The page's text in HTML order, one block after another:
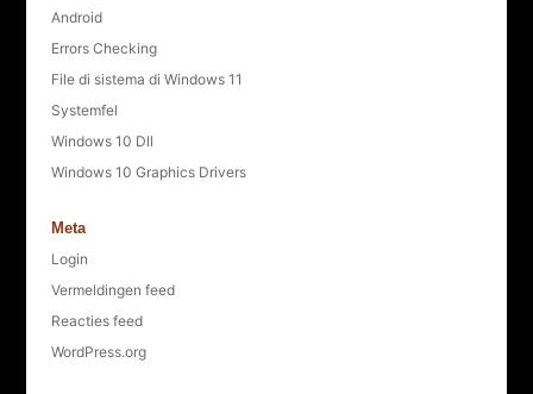
Android
Errors Checking
File di sistema di Windows 11
Systemfel
Windows 10 Dll
Windows 10 Graphics Drivers
Meta
Login
Vermeldingen feed
Reacties feed
WordPress.org